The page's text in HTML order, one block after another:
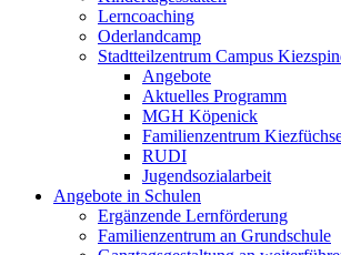
Lerncoaching
Oderlandcamp
Stadtteilzentrum Campus
Angebote
Aktuelles Programm
MGH Köpenick
Familienzentrum
RUDI
Jugendsozialarbeit
Angebote in Schulen
Ergänzende Lernförderung
Familienzentrum an Grundschule